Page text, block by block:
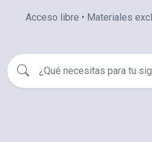
Acceso libre • Materiales
Buscar entre todos los